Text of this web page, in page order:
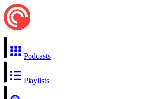
Podcasts
Playlists